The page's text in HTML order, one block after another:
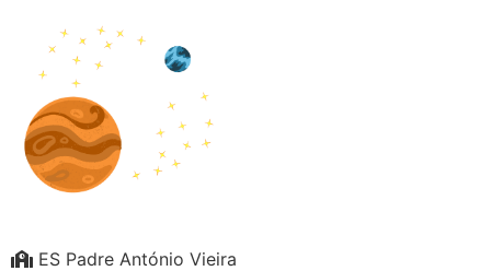
ES Padre António Vieira